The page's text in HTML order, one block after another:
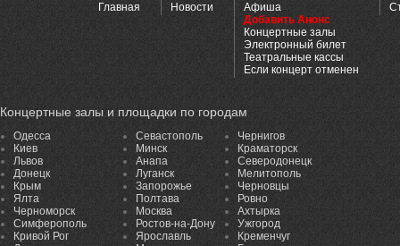
Главная Новости
Афиша
Добавить Анонс
Концертные залы
Электронный билет
Театральные кассы
Если концерт отменен
Концертные залы и площадки по городам
Одесса
Киев
Львов
Донецк
Крым
Ялта
Черноморск
Симферополь
Кривой Рог
Севастополь
Минск
Анапа
Луганск
Запорожье
Полтава
Москва
Ростов-на-Дону
Ярославль
Чернигов
Краматорск
Северодонецк
Мелитополь
Черновцы
Ровно
Ахтырка
Ужгород
Кременчуг